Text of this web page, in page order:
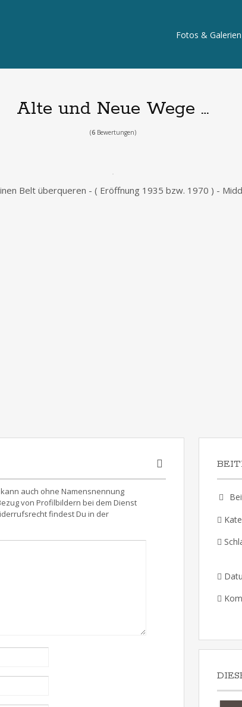
Fotos & Galerien
Alte und Neue Wege …
(6 Bewertungen)
Belt überqueren - ( Eröffnung 1935 bzw. 1970 ) -
auch ohne Namensnennung
von Profilbildern bei dem Dienst
findest Du in der